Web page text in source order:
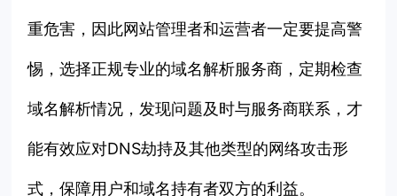
重危害，因此网站管理者和运营者一定要提高警
惕，选择正规专业的域名解析服务商，定期检查
域名解析情况，发现问题及时与服务商联系，才
能有效应对DNS劫持及其他类型的网络攻击形
式，保障用户和域名持有者双方的利益。